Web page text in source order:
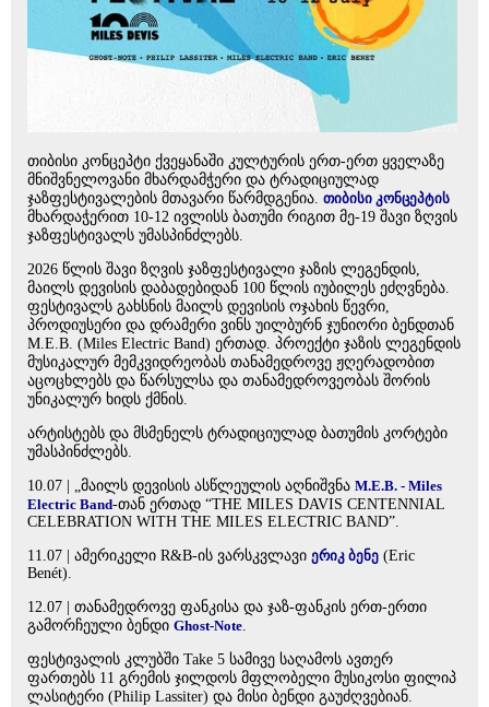
თიბისი კონცეპტი ქვეყანაში კულტურის ერთ-ერთ ყველაზე
მნიშვნელოვანი მხარდამჭერი და ტრადიციულად
ჯაზფესტივალების მთავარი წარმდგენია. თიბისი კონცეპტის
მხარდაჭერით 10-12 ივლისს ბათუმი რიგით მე-19 შავი ზღვის
ჯაზფესტივალს უმასპინძლებს.
2026 წლის შავი ზღვის ჯაზფესტივალი ჯაზის ლეგენდის,
მაილს დევისის დაბადებიდან 100 წლის იუბილეს ეძღვნება.
ფესტივალს გახსნის მაილს დევისის ოჯახის წევრი,
პროდიუსერი და დრამერი ვინს უილბურნ ჯუნიორი ბენდთან
M.E.B. (Miles Electric Band) ერთად. პროექტი ჯაზის ლეგენდის
მუსიკალურ მემკვიდრეობას თანამედროვე ჟღერადობით
აცოცხლებს და წარსულსა და თანამედროვეობას შორის
უნიკალურ ხიდს ქმნის.
არტისტებს და მსმენელს ტრადიციულად ბათუმის კორტები
უმასპინძლებს.
10.07 | „მაილს დევისის ასწლეულის აღნიშვნა M.E.B. - Miles
Electric Band-თან ერთად “THE MILES DAVIS CENTENNIAL
CELEBRATION WITH THE MILES ELECTRIC BAND”.
11.07 | ამერიკელი R&B-ის ვარსკვლავი ერიკ ბენე (Eric
Benét).
12.07 | თანამედროვე ფანკისა და ჯაზ-ფანკის ერთ-ერთი
გამორჩეული ბენდი Ghost-Note.
ფესტივალის კლუბში Take 5 სამივე საღამოს ავთერ
ფართებს 11 გრემის ჯილდოს მფლობელი მუსიკოსი ფილიპ
ლასიტერი (Philip Lassiter) და მისი ბენდი გაუძღვებიან.